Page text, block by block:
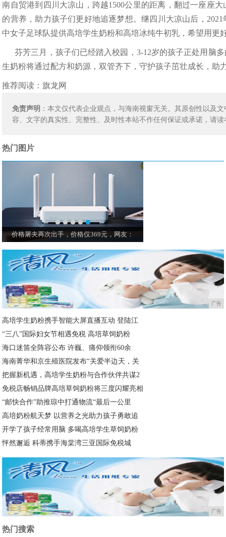
南自贸港到四川大凉山，跨越1500公里的距离，翻过一座座
的营养，助力孩子们更好地追逐梦想。继四川大凉山后，
中女子足球队提供高培学生奶粉和高培冰纯牛初乳，希望用
芬芳三月，孩子们已经踏入校园，3-12岁的孩子正处用脑
生奶粉将通过配方和奶源，双管齐下，守护孩子茁壮成长，助
推荐阅读：旗龙网
免责声明 ：本文仅代表企业观点，与海南视窗无关。其原创性以及
容、文字的真实性、完整性、及时性本站不作任何保证或承诺，请
热门图片
价格屠夫再次出手，价格仅369元，网友：
广告
高培学生奶粉携手智能大屏直播互动 登陆江
“三八”国际妇女节相遇免税 高培草饲奶粉
海口迷笛全阵容公布 许巍、痛仰领衔60余
海南菁华和京生殖医院发布“关爱半边天，关
把握新机遇，高培学生奶粉与合作伙伴共谋2
免税店畅销品牌高培草饲奶粉将三度闪耀亮相
“邮快合作”助推琼中打通物流“最后一公里
高培奶粉航天梦 以营养之光助力孩子勇敢追
开学了孩子经常用脑 多喝高培学生草饲奶粉
怦然邂逅 科蒂携手海棠湾三亚国际免税城
广告
热门搜索